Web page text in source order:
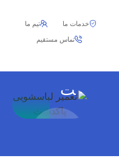
خدمات ما تیم ما
تماس مستقیم
لباسش
ویی
پاکدش
ت